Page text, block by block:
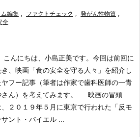
編集 , ファクトチェック , 発がん性物質 ,
全
んにちは、小島正美です。今回は前回に
き、映画「食の安全を守る人々」を紹介し
ヤフー記事（筆者は作家で歯科医師の一青
ん）を考えてみます。
映画の冒頭
、２０１９年５月に東京で行われた「反モ
サント・バイエル ...